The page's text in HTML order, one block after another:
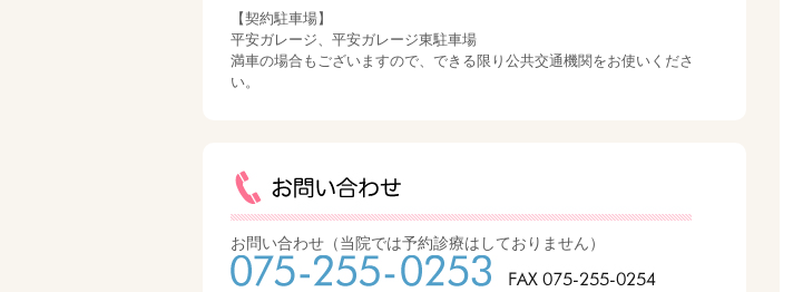
【契約駐車場】
平安ガレージ、平安ガレージ東駐車場
満車の場合もございますので、できる限り公共交通機関をお使いくださ
い。
お問い合わせ（当院では予約診療はしておりません）